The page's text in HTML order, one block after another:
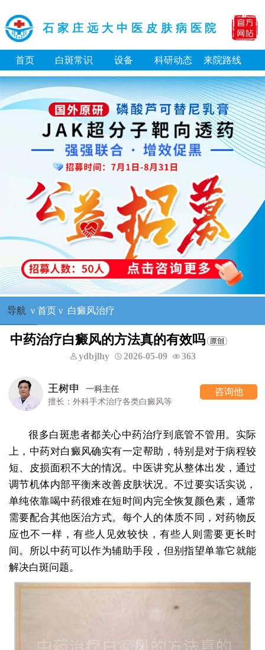
石家庄远大中医皮肤病医院
首页 白斑常识 设备 科研动态 来院路线
导航 ν 首页ν 白癜风治疗
中药治疗白癜风的方法真的有效吗
ydbjlhy 2026-05-09 363
王树申
一科主任
擅长：外科手术治疗各类白癜风等
咨询他
很多白斑患者都关心中药治疗到底管不管用。实际
上，中药对白癜风确实有一定帮助，特别是对于病程较
短、皮损面积不大的情况。中医讲究从整体出发，通过
调节机体内部平衡来改善皮肤状况。不过要实话实说，
单纯依靠喝中药很难在短时间内完全恢复颜色素，通常
需要配合其他医治方式。每个人的体质不同，对药物反
应也不一样，有些人见效较快，有些人则需要更长时
间。所以中药可以作为辅助手段，但别指望单靠它就能
解决白斑问题。